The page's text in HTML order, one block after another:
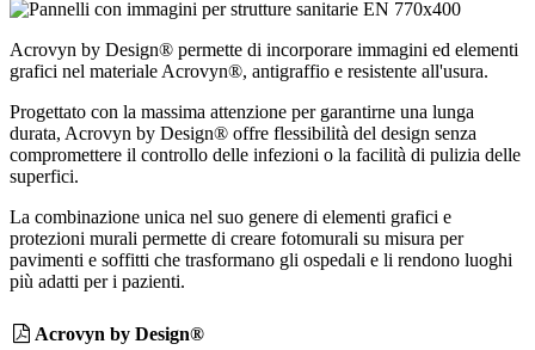
Acrovyn by Design® permette di incorporare immagini ed elementi
grafici nel materiale Acrovyn®, antigraffio e resistente all'usura.
Progettato con la massima attenzione per garantirne una lunga
durata, Acrovyn by Design® offre flessibilità del design senza
compromettere il controllo delle infezioni o la facilità di pulizia delle
superfici.
La combinazione unica nel suo genere di elementi grafici e
protezioni murali permette di creare fotomurali su misura per
pavimenti e soffitti che trasformano gli ospedali e li rendono luoghi
più adatti per i pazienti.
Acrovyn by Design®